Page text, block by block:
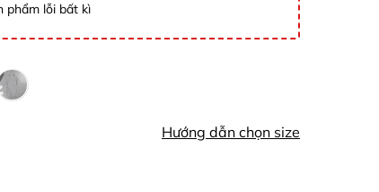
phẩm lỗi bất kì
Hướng dẫn chọn size